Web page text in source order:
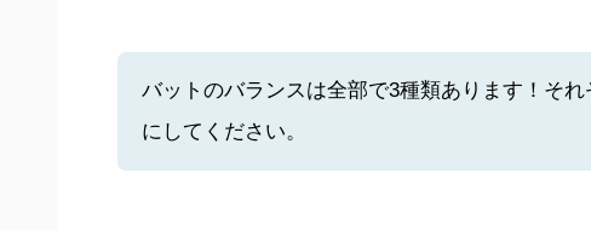
バットのバランスは全部で3種類あります！そ
にしてください。